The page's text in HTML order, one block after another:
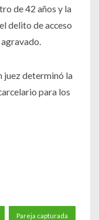
de 42 años y la
delito de acceso
juez determinó la
para los
Pareja capturada